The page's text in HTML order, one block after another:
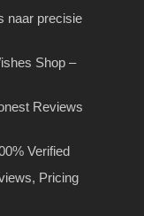
stilte
naar precisie
Shop –
Reviews
Verified
Pricing